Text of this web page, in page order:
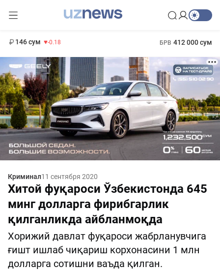
146 сум -0.18 БРВ 412 000 сум
Криминал11 сентября 2020
Хитой фуқароси Ўзбекистонда 645
минг долларга фирибгарлик
қилганликда айбланмоқда
Хорижий давлат фуқароси жабрланувчига
ғишт ишлаб чиқариш корхонасини 1 млн
долларга сотишни ваъда қилган.